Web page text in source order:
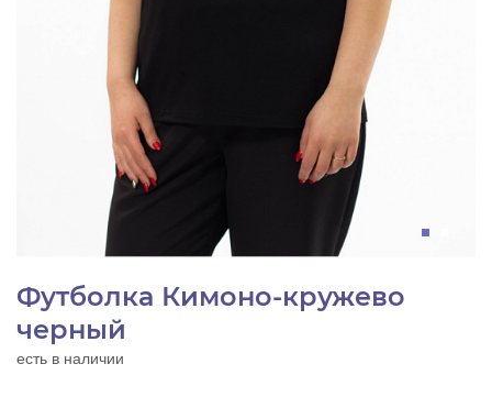
Футболка Кимоно-кружево
черный
есть в наличии